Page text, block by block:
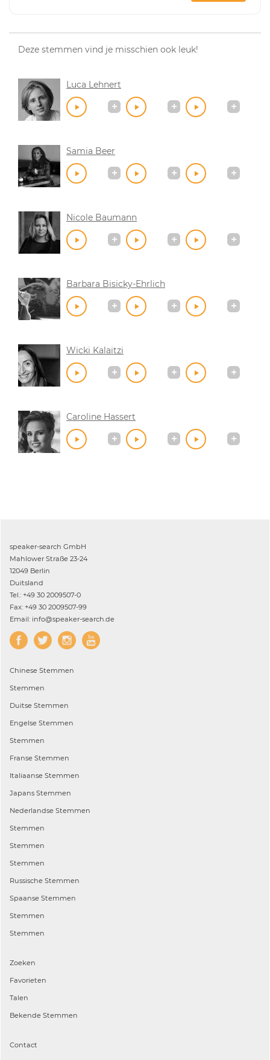
Deze stemmen vind je misschien ook leuk!
Luca Lehnert
Samia Beer
Nicole Baumann
Barbara Bisicky-Ehrlich
Wicki Kalaitzi
Caroline Hassert
speaker-search GmbH
Mahlower Straße 23-24
12049 Berlin
Duitsland
Tel.: +49 30 2009507-0
Fax: +49 30 2009507-99
Email: info@speaker-search.de
Chinese Stemmen
Stemmen
Duitse Stemmen
Engelse Stemmen
Stemmen
Franse Stemmen
Italiaanse Stemmen
Japans Stemmen
Nederlandse Stemmen
Stemmen
Stemmen
Stemmen
Russische Stemmen
Spaanse Stemmen
Stemmen
Stemmen
Zoeken
Favorieten
Talen
Bekende Stemmen
Contact